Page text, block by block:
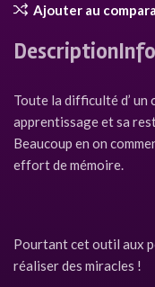
Ajouter au
Description
Toute la difficulté d’ un
apprentissage et sa
Beaucoup en on
effort de mémoire.
Pourtant cet outil aux
réaliser des miracles !